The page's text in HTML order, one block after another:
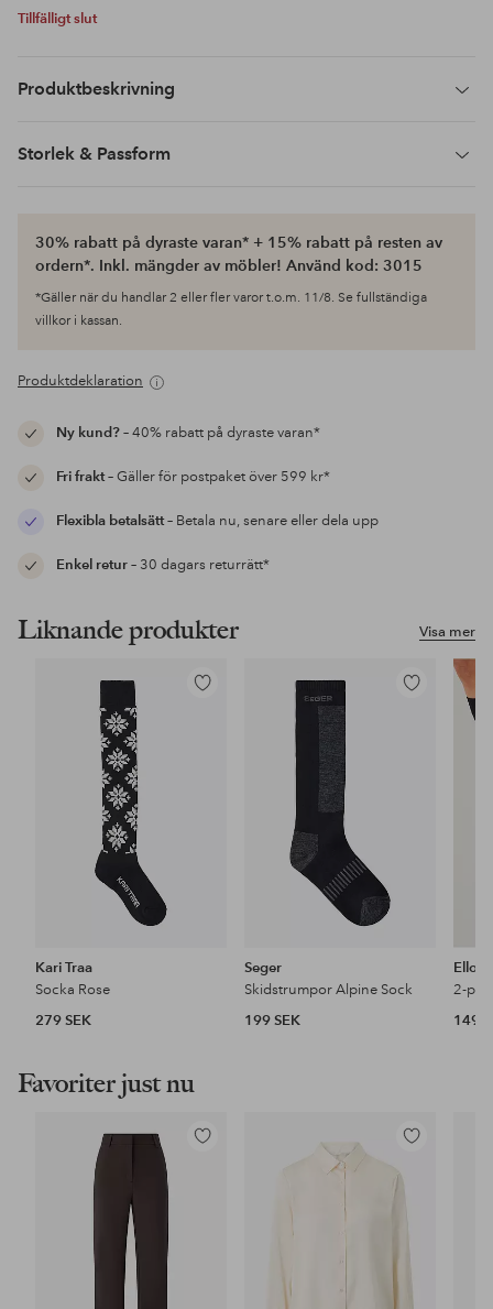
Tillfälligt slut
Produktbeskrivning
Storlek & Passform
30% rabatt på dyraste varan* + 15% rabatt på resten av
ordern*. Inkl. mängder av möbler! Använd kod: 3015
*Gäller när du handlar 2 eller fler varor t.o.m. 11/8. Se fullständiga
villkor i kassan.
Produktdeklaration
Ny kund?– 40% rabatt på dyraste varan*
Fri frakt– Gäller för postpaket över 599 kr*
Flexibla betalsätt– Betala nu, senare eller dela upp
Enkel retur– 30 dagars returrätt*
Visa mer
Liknande produkter
Lägg
Kari Traa
Socka Rose
279 SEK
Lägg
Seger
Skidstrumpor Alpine Sock
199 SEK
Ellos
149
Favoriter just nu
Lägg
Lägg
i